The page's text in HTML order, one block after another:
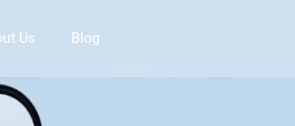
Us Blog